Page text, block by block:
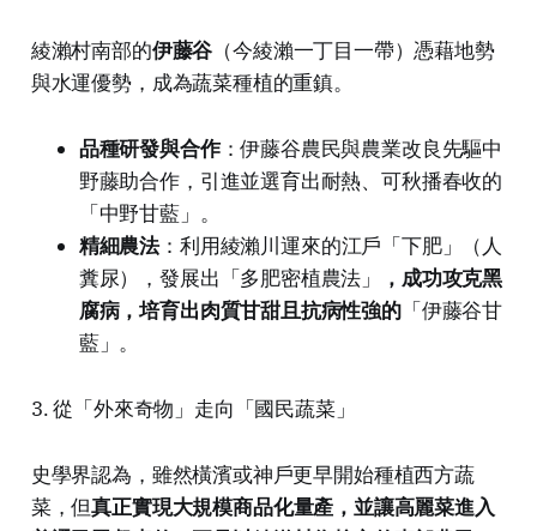
綾瀨村南部的伊藤谷 （今綾瀨一丁目一帶）憑藉地勢
與水運優勢，成為蔬菜種植的重鎮。
品種研發與合作：伊藤谷農民與農業改良先驅中
野藤助合作，引進並選育出耐熱、可秋播春收的
「中野甘藍」。
精細農法：利用綾瀨川運來的江戶「下肥」（人
糞尿），發展出「多肥密植農法」
，成功攻克黑
腐病，培育出肉質甘甜且抗病性強的「伊藤谷甘
藍」。
3. 從「外來奇物」走向「國民蔬菜」
史學界認為，雖然橫濱或神戶更早開始種植西方蔬
菜，但真正實現大規模商品化量產，並讓高麗菜進入